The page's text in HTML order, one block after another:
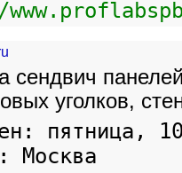
сендвич
уголков,
пятница,
Москва